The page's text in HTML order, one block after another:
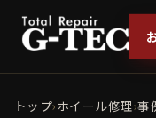
トップ›ホイール修理›事